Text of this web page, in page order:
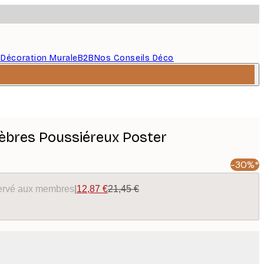
Décoration MuraleB2BNos Conseils Déco
Poussiéreux Poster
-30%*
aux membres 12,87 €21,45 €